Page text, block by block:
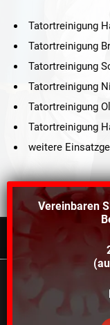
Tatortreinigung
Tatortreinigung
Tatortreinigung
Tatortreinigung
Tatortreinigung
Tatortreinigung
weitere
©2021 Schröders
Vereinbaren
Wir verwenden
Erfahrung auf